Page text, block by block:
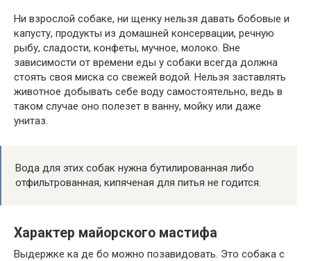
Ни взрослой собаке, ни щенку нельзя давать бобовые и
капусту, продукты из домашней консервации, речную
рыбу, сладости, конфеты, мучное, молоко. Вне
зависимости от времени еды у собаки всегда должна
стоять своя миска со свежей водой. Нельзя заставлять
животное добывать себе воду самостоятельно, ведь в
таком случае оно полезет в ванну, мойку или даже
унитаз.
Вода для этих собак нужна бутилированная либо
отфильтрованная, кипяченая для питья не годится.
Характер майорского мастифа
Выдержке ка де бо можно позавидовать. Это собака с